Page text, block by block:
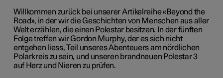
Willkommen zurück bei unserer Artikelreihe «Beyond the
Road», in der wir die Geschichten von Menschen aus aller
Welt erzählen, die einen Polestar besitzen. In der fünften
Folge treffen wir Gordon Murphy, der es sich nicht
entgehen liess, Teil unseres Abenteuers am nördlichen
Polarkreis zu sein, und unseren brandneuen Polestar 3
auf Herz und Nieren zu prüfen.